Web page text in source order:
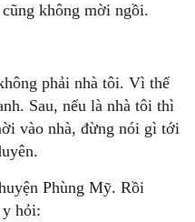
không mời ngồi.
phải nhà tôi. Vì thế
Sau, nếu là nhà tôi thì
vào nhà, đừng nói gì tới
Phùng Mỹ. Rồi
hỏi: